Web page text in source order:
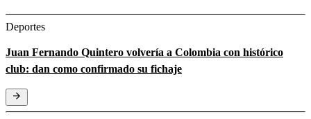
Deportes
Juan Fernando Quintero volvería a Colombia con histórico
club: dan como confirmado su fichaje